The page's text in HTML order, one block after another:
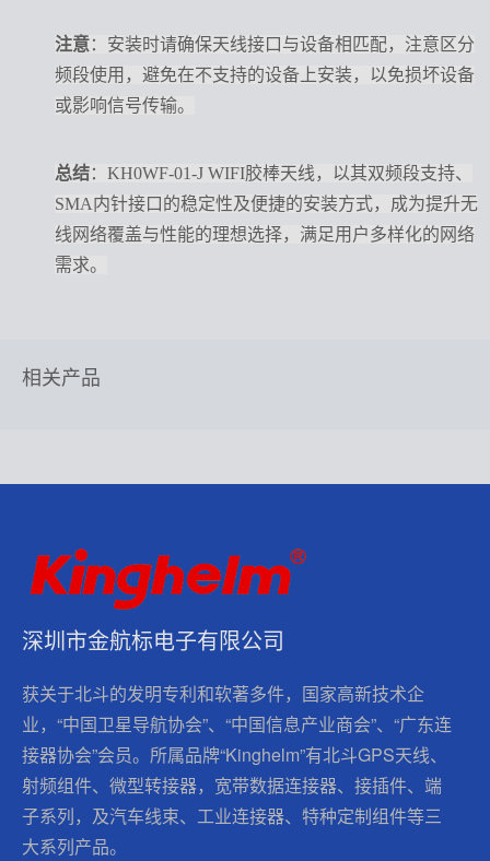
注意：安装时请确保天线接口与设备相匹配，注意区分
频段使用，避免在不支持的设备上安装，以免损坏设备
或影响信号传输。
总结：KH0WF-01-J WIFI胶棒天线，以其双频段支持、
SMA内针接口的稳定性及便捷的安装方式，成为提升无
线网络覆盖与性能的理想选择，满足用户多样化的网络
需求。
相关产品
深圳市金航标电子有限公司
获关于北斗的发明专利和软著多件，国家高新技术企
业，“中国卫星导航协会”、“中国信息产业商会”、“广东连
接器协会”会员。所属品牌“Kinghelm”有北斗GPS天线、
射频组件、微型转接器，宽带数据连接器、接插件、端
子系列，及汽车线束、工业连接器、特种定制组件等三
大系列产品。